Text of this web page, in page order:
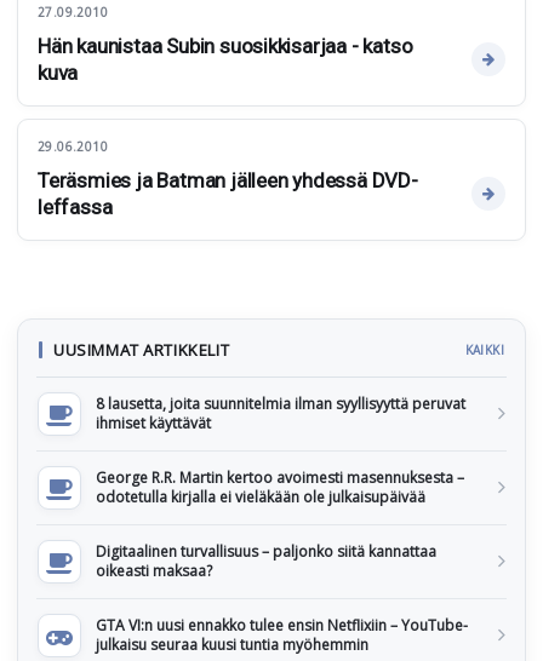
27.09.2010
Hän kaunistaa Subin suosikkisarjaa - katso
kuva
29.06.2010
Teräsmies ja Batman jälleen yhdessä DVD-
leffassa
UUSIMMAT ARTIKKELIT KAIKKI
8 lausetta, joita suunnitelmia ilman syyllisyyttä peruvat
ihmiset käyttävät
George R.R. Martin kertoo avoimesti masennuksesta –
odotetulla kirjalla ei vieläkään ole julkaisupäivää
Digitaalinen turvallisuus – paljonko siitä kannattaa
oikeasti maksaa?
GTA VI:n uusi ennakko tulee ensin Netflixiin – YouTube-
julkaisu seuraa kuusi tuntia myöhemmin